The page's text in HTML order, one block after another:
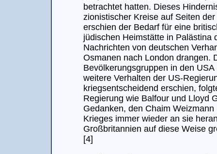
betrachtet hatten. Dieses
zionistischer Kreise auf Seiten
erschien der Bedarf für eine
jüdischen Heimstätte in Palästina
Nachrichten von deutschen
Osmanen nach London drangen.
Bevölkerungsgruppen in den
weitere Verhalten der US-
kriegsentscheidend erschien,
Regierung wie Balfour und Lloyd
Gedanken, den Chaim
Krieges immer wieder an sie
Großbritannien auf diese Weise
[4]